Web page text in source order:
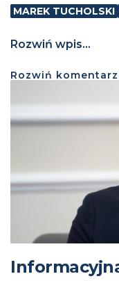
MAREK TUCHOLSKI
Rozwiń wpis...
Rozwiń